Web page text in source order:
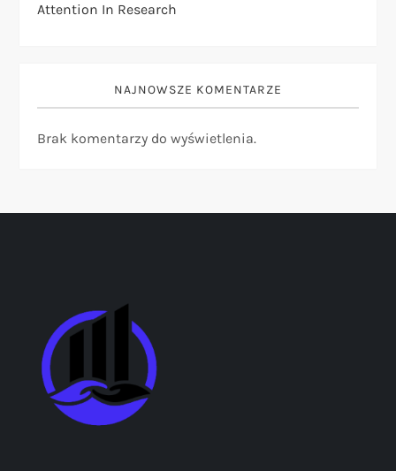
Attention In Research
NAJNOWSZE KOMENTARZE
Brak komentarzy do wyświetlenia.